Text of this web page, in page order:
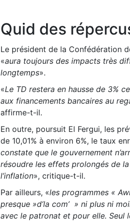
Quid des
Le président de la Confédération
«aura toujours des impacts très
longtemps».
«Le TD restera en hausse de 3%
aux financements bancaires au
affirme-t-il.
En outre, poursuit El Fergui, les
de 10,01% à environ 6%, le taux
constate que le gouvernement
résoudre les effets prolongés de
l’inflation», critique-t-il.
Par ailleurs, «les programmes «
presque »d’la com’ » ni plus ni
avec le patronat et pour elle. Seul